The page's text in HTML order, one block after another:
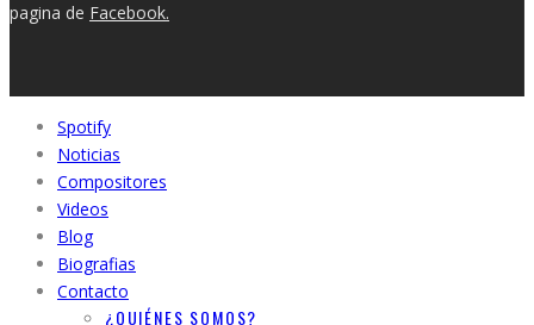
pagina de Facebook.
Spotify
Noticias
Compositores
Videos
Blog
Biografias
Contacto
¿QUIÉNES SOMOS?